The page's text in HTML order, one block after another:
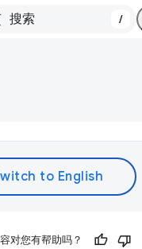
/
对您有帮助吗？